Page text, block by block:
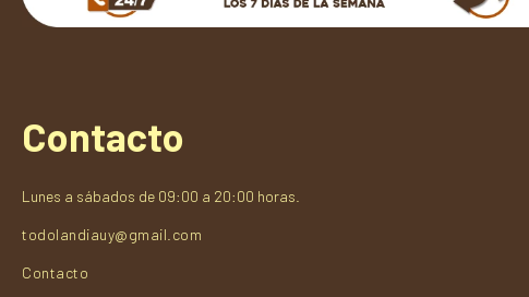
Contacto
Lunes a sábados de 09:00 a 20:00 horas.
todolandiauy@gmail.com
Contacto